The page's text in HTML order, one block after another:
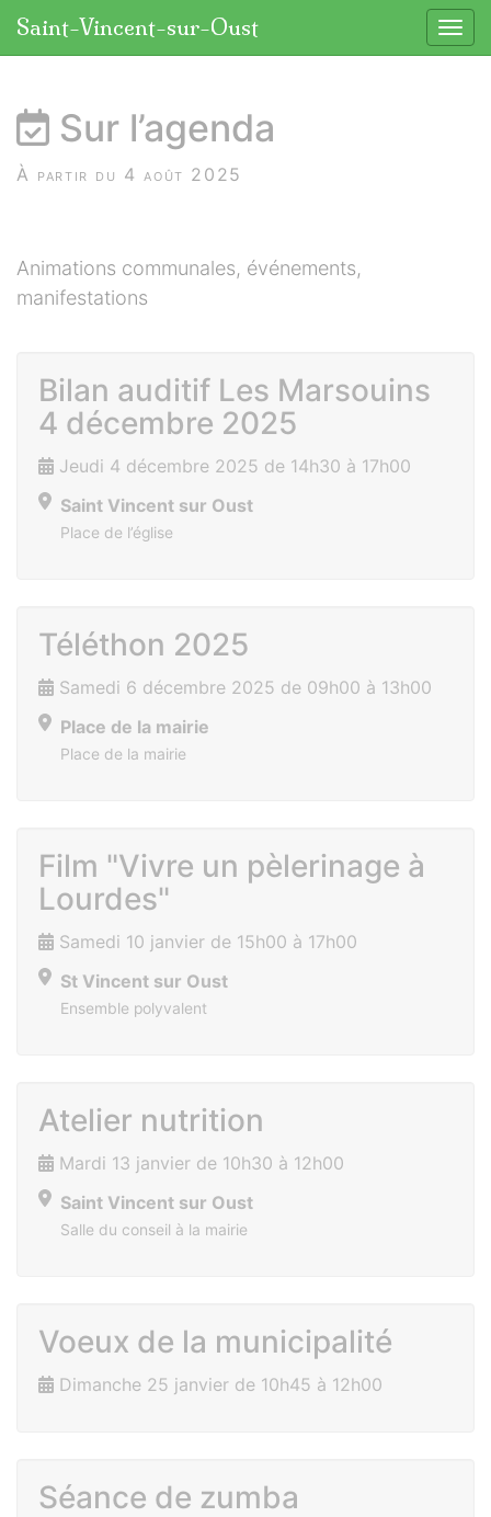
Saint-Vincent-sur-Oust
Sur l’agenda
À partir du 4 août 2025
Animations communales, événements,
manifestations
Bilan auditif Les Marsouins
4 décembre 2025
Jeudi 4 décembre 2025 de 14h30 à 17h00
Saint Vincent sur Oust
Place de l’église
Téléthon 2025
Samedi 6 décembre 2025 de 09h00 à 13h00
Place de la mairie
Place de la mairie
Film "Vivre un pèlerinage à
Lourdes"
Samedi 10 janvier de 15h00 à 17h00
St Vincent sur Oust
Ensemble polyvalent
Atelier nutrition
Mardi 13 janvier de 10h30 à 12h00
Saint Vincent sur Oust
Salle du conseil à la mairie
Voeux de la municipalité
Dimanche 25 janvier de 10h45 à 12h00
Séance de zumba
Panneau de gestion des cookies